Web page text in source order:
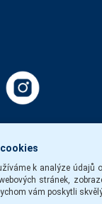
cookies
k analýze údajů
stránek,
vám poskytli